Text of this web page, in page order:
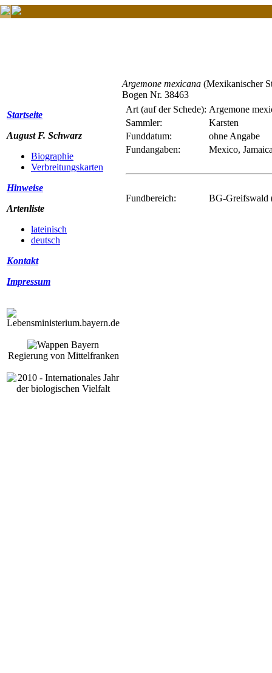
Startseite
August F. Schwarz
Biographie
Verbreitungskarten
Hinweise
Artenliste
lateinisch
deutsch
Kontakt
Impressum
Regierung von Mittelfranken
Argemone mexicana (Mexikanischer
Bogen Nr. 38463
Art (auf der Schede): Argemone
Sammler:
Karsten
Funddatum:
ohne Angabe
Fundangaben:
Mexico,
Fundbereich: BG-Greifswald